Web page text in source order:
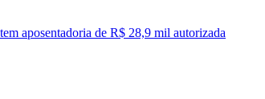
aposentadoria de R$ 28,9 mil autorizada